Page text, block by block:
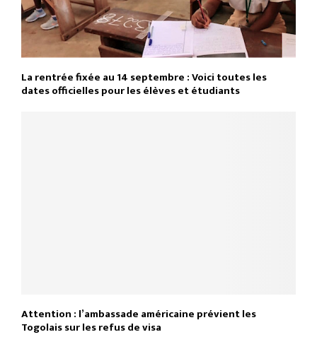
La rentrée fixée au 14 septembre : Voici toutes les
dates officielles pour les élèves et étudiants
Attention : l’ambassade américaine prévient les
Togolais sur les refus de visa